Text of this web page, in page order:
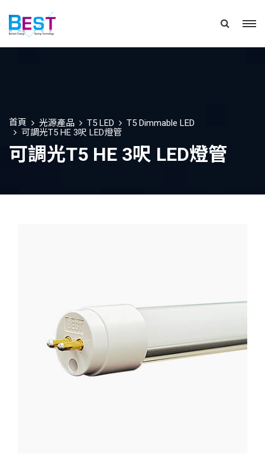
首頁 光源產品 T5 LED
T5 Dimmable LED
可調光T5 HE 3呎 LED燈管
可調光T5 HE 3呎 LED燈管